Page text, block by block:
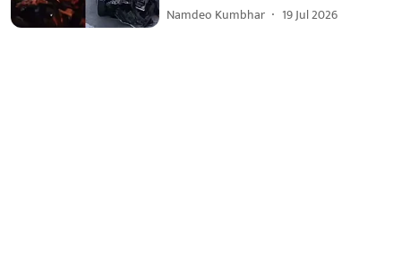
Namdeo Kumbhar 19 Jul 2026